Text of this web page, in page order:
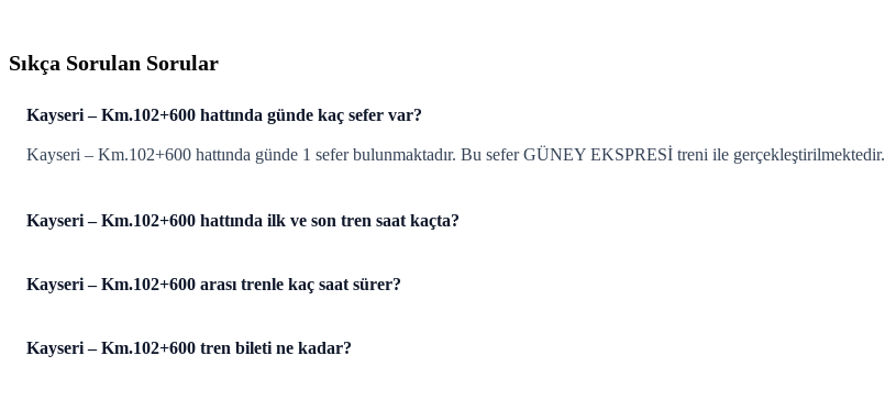
Sıkça Sorulan Sorular
Kayseri – Km.102+600 hattında günde kaç sefer var?
Kayseri – Km.102+600 hattında günde 1 sefer bulunmaktadır. Bu sefer GÜNEY EKSPRESİ treni ile gerçekleştirilmektedir.
Kayseri – Km.102+600 hattında ilk ve son tren saat kaçta?
Kayseri – Km.102+600 arası trenle kaç saat sürer?
Kayseri – Km.102+600 tren bileti ne kadar?